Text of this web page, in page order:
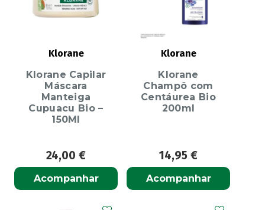
Klorane
Klorane Capilar
Máscara
Manteiga
Cupuacu Bio –
150Ml
24,00 €
Acompanhar
Klorane
Klorane
Champô com
Centáurea Bio
200ml
14,95 €
Acompanhar